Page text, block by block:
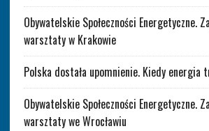
Obywatelskie Społeczności Energetyczne.
warsztaty w Krakowie
Polska dostała upomnienie. Kiedy
Obywatelskie Społeczności Energetyczne.
warsztaty we Wrocławiu